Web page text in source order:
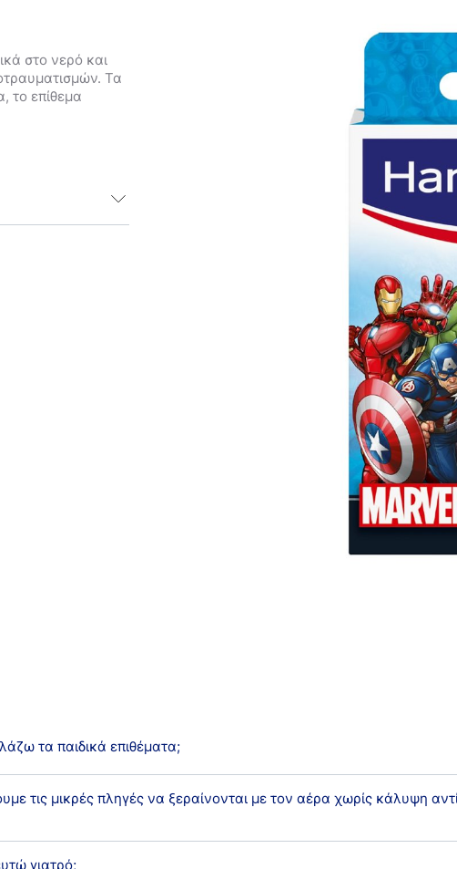
στο νερό και
Τα
το επίθεμα
τα παιδικά επιθέματα;
τα παιδικά επιθέματα καθημερινά, όπως και κάθε άλλο
τις μικρές πληγές να ξεραίνονται με τον αέρα χωρίς κάλυψη
γιατρό;